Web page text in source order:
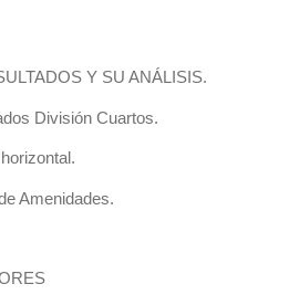
Y SU ANÁLISIS.
División Cuartos.
Amenidades.